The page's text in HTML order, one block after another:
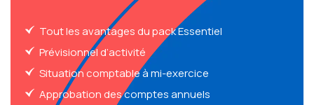
Tout les avantages du pack Essentiel
Prévisionnel d’activité
Situation comptable à mi-exercice
Approbation des comptes annuels